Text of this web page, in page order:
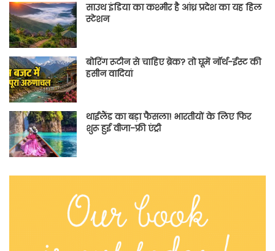
साउथ इंडिया का कश्मीर है आंध्र प्रदेश का यह हिल
स्टेशन
बोरिंग रूटीन से चाहिए ब्रेक? तो घूमें नॉर्थ-ईस्ट की
हसीन वादियां
थाईलैंड का बड़ा फैसला! भारतीयों के लिए फिर
शुरू हुई वीजा-फ्री एंट्री